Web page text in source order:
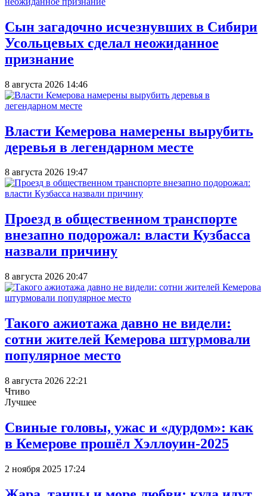
Сын загадочно исчезнувших в Сибири
Усольцевых сделал неожиданное
признание
8 августа 2026 14:46
Власти Кемерова намерены вырубить
деревья в легендарном месте
8 августа 2026 19:47
Проезд в общественном транспорте
внезапно подорожал: власти Кузбасса
назвали причину
8 августа 2026 20:47
Такого ажиотажа давно не видели:
сотни жителей Кемерова штурмовали
популярное место
8 августа 2026 22:21
Чтиво
Лучшее
Свиные головы, ужас и «дурдом»: как
в Кемерове прошёл Хэллоуин-2025
2 ноября 2025 17:24